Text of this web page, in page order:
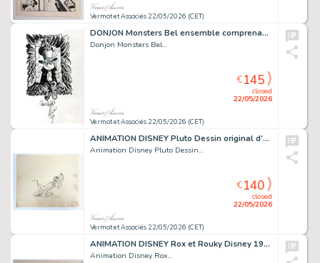
Vermot et Associés 22/05/2026 (CET)
DONJON Monsters Bel ensemble comprenant les tomes 3...
Donjon Monsters Bel...
Vermot et Associés 22/05/2026 (CET)
closed
22/05/2026
€145
ANIMATION DISNEY Pluto Dessin original d’animation...
Animation Disney Pluto Dessin...
Vermot et Associés 22/05/2026 (CET)
closed
22/05/2026
€140
ANIMATION DISNEY Rox et Rouky Disney 1981 Dessin original...
Animation Disney Rox...